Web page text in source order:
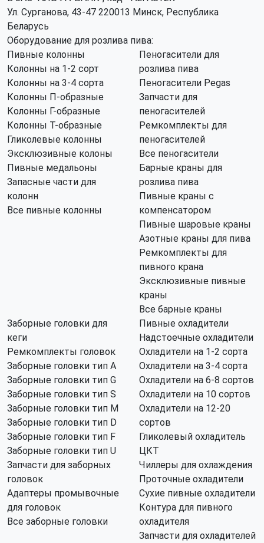
Ул. Сурганова, 43-47 220013 Минск, Республика
Беларусь
Оборудование для розлива пива:
Пивные колонны
Колонны на 1-2 сорт
Колонны на 3-4 сорта
Колонны П-образные
Колонны Г-образные
Колонны Т-образные
Гликолевые колонны
Эксклюзивные колоны
Пивные медальоны
Запасные части для
колонн
Все пивные колонны
Пеногасители для
розлива пива
Пеногасители Pegas
Запчасти для
пеногасителей
Ремкомплекты для
пеногасителей
Все пеногасители
Барные краны для
розлива пива
Пивные краны с
компенсатором
Пивные шаровые краны
Азотные краны для пива
Ремкомплекты для
пивного крана
Эксклюзивные пивные
краны
Все барные краны
Заборные головки для
кеги
Ремкомплекты головок
Заборные головки тип А
Заборные головки тип G
Заборные головки тип S
Заборные головки тип M
Заборные головки тип D
Заборные головки тип F
Заборные головки тип U
Запчасти для заборных
головок
Адаптеры промывочные
для головок
Все заборные головки
Пивные охладители
Надстоечные охладители
Охладители на 1-2 сорта
Охладители на 3-4 сорта
Охладители на 6-8 сортов
Охладители на 10 сортов
Охладители на 12-20
сортов
Гликолевый охладитель
ЦКТ
Чиллеры для охлаждения
Проточные охладители
Сухие пивные охладители
Контура для пивного
охладителя
Запчасти для охладителей